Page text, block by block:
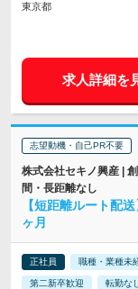
東京都
求人詳細を
志望動機・自己PR不要
株式会社セキノ興産 |
間・長距離なし
【短距離ルート配
ヶ月
正社員 職種・業種未
第二新卒歓迎 転勤なし